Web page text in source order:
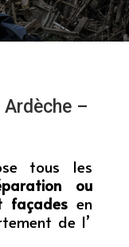
Ardèche –
tous les
ou
façadesen
de l’